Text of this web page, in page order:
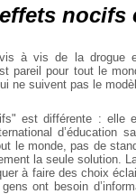
nocifs
à vis de la drogue
pareil pour tout le
ne suivent pas le
est différente : elle
d’éducation
le monde, pas de
la seule solution.
à faire des choix
ont besoin